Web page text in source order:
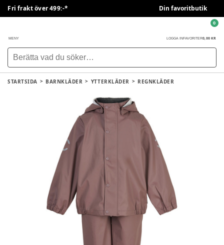
Fri frakt över 499:-* Din favoritbutik
MENY LOGGA IN FAVORITER0,00 KR
0
STARTSIDA BARNKLÄDER YTTERKLÄDER REGNKLÄDER